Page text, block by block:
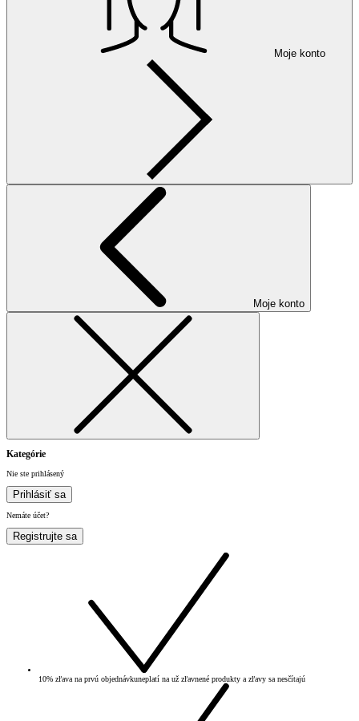
Moje konto
Moje konto
Kategórie
Nie ste prihlásený
Prihlásiť sa
Nemáte účet?
Registrujte sa
10% zľava na prvú objednávkuneplatí na už zľavnené produkty a zľavy sa nesčítajú